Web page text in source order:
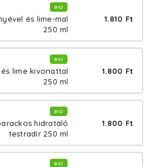
BIO
és lime-mal
250 ml
1.810 Ft
BIO
lime kivonattal
250 ml
1.800 Ft
BIO
hidratáló
testradír 250 ml
1.800 Ft
BIO